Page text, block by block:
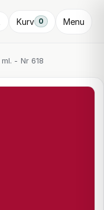
Kurv 0 Menu
- Nr 618